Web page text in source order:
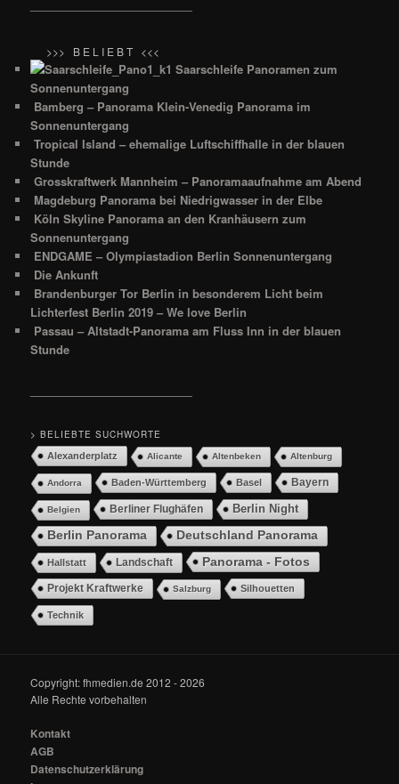
>>> B E L I E B T <<<
Saarschleife Panoramen zum
Sonnenuntergang
Bamberg – Panorama Klein-Venedig Panorama im
Sonnenuntergang
Tropical Island – ehemalige Luftschiffhalle in der blauen
Stunde
Grosskraftwerk Mannheim – Panoramaaufnahme am Abend
Magdeburg Panorama bei Niedrigwasser in der Elbe
Köln Skyline Panorama an den Kranhäusern zum
Sonnenuntergang
ENDGAME – Olympiastadion Berlin Sonnenuntergang
Die Ankunft
Brandenburger Tor Berlin in besonderem Licht beim
Lichterfest Berlin 2019 – We love Berlin
Passau – Altstadt-Panorama am Fluss Inn in der blauen
Stunde
> BELIEBTE SUCHWORTE
Alexanderplatz Alicante Altenbeken Altenburg
Andorra Baden-Württemberg Basel Bayern
Belgien Berliner Flughäfen
Berlin Night
Berlin Panorama
Deutschland Panorama
Hallstatt Landschaft Panorama - Fotos
Projekt Kraftwerke Salzburg Silhouetten
Technik
Copyright: fhmedien.de 2012 - 2026
Alle Rechte vorbehalten
Kontakt
AGB
Datenschutzerklärung